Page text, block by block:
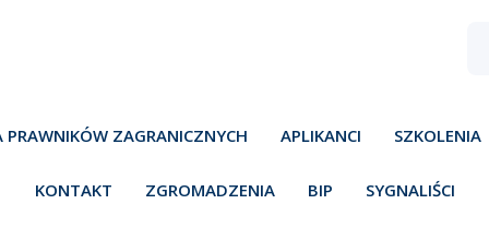
PRAWNIKÓW ZAGRANICZNYCH APLIKANCI SZKOLENIA
KONTAKT ZGROMADZENIA BIP SYGNALIŚCI